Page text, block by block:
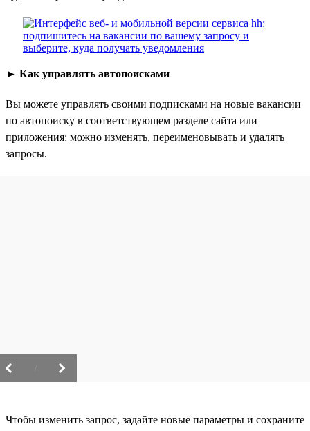
► Как управлять автопоисками
Вы можете управлять своими подписками на новые вакансии
по автопоиску в соответствующем разделе сайта или
приложения: можно изменять, переименовывать и удалять
запросы.
Чтобы изменить запрос, задайте новые параметры и сохраните